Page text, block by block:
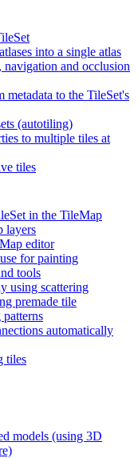
into a single atlas
and occlusion
metadata to the TileSet's
(autotiling)
to multiple tiles at
tiles
in the TileMap
layers
editor
for painting
tools
using scattering
premade tile
patterns
automatically
tiles
models (using 3D